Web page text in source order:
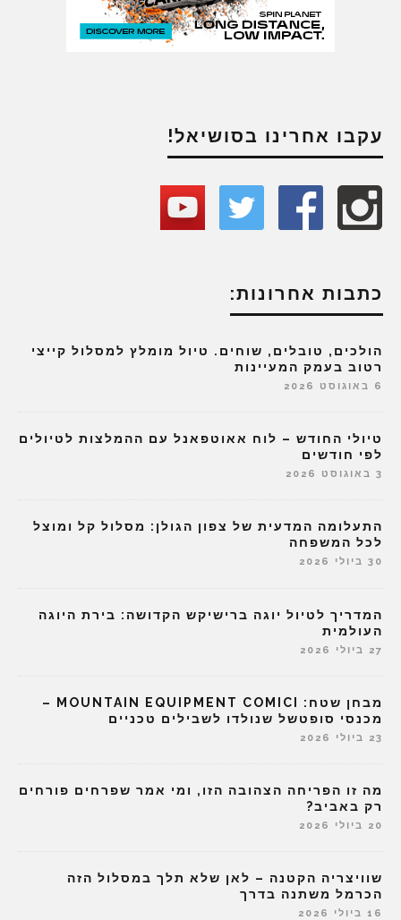
עקבו אחרינו בסושיאל!
כתבות אחרונות:
הולכים, טובלים, שוחים. טיול מומלץ למסלול קייצי
רטוב בעמק המעיינות
6 באוגוסט 2026
טיולי החודש – לוח אאוטפאנל עם ההמלצות לטיולים
לפי חודשים
3 באוגוסט 2026
התעלומה המדעית של צפון הגולן: מסלול קל ומוצל
לכל המשפחה
30 ביולי 2026
המדריך לטיול יוגה ברישיקש הקדושה: בירת היוגה
העולמית
27 ביולי 2026
מבחן שטח: MOUNTAIN EQUIPMENT COMICI –
מכנסי סופטשל שנולדו לשבילים טכניים
23 ביולי 2026
מה זו הפריחה הצהובה הזו, ומי אמר שפרחים פורחים
רק באביב?
20 ביולי 2026
שוויצריה הקטנה – לאן שלא תלך במסלול הזה
הכרמל משתנה בדרך
16 ביולי 2026